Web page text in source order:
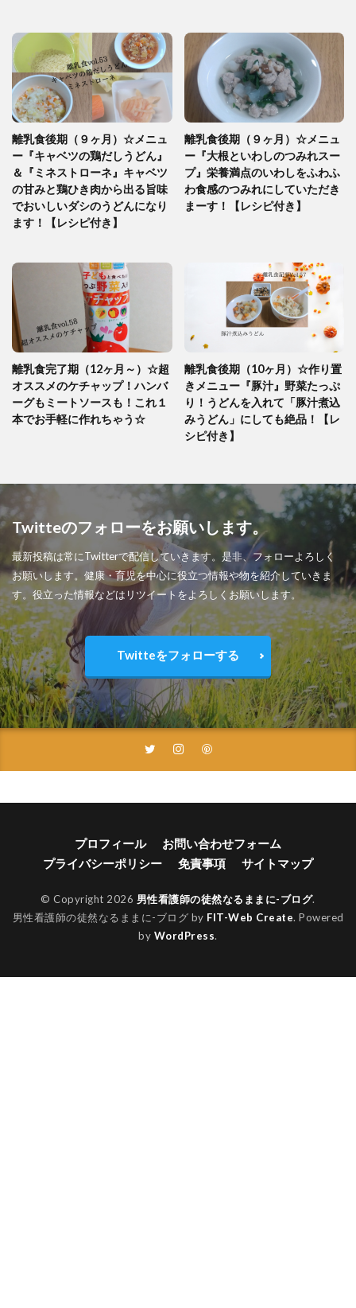
離乳食完了期（12ヶ月～）☆超
オススメのケチャップ！ハンバ
ーグもミートソースも！これ１
本でお手軽に作れちゃう☆
離乳食後期（10ヶ月）☆作り置
きメニュー『豚汁』野菜たっぷ
り！うどんを入れて「豚汁煮込
みうどん」にしても絶品！【レ
シピ付き】
離乳食後期（９ヶ月）☆メニュ
ー『大根といわしのつみれスー
プ』栄養満点のいわしをふわふ
わ食感のつみれにしていただき
まーす！【レシピ付き】
離乳食後期（９ヶ月）☆メニュ
ー『キャベツの鶏だしうどん』
＆『ミネストローネ』キャベツ
の甘みと鶏ひき肉から出る旨味
でおいしいダシのうどんになり
ます！【レシピ付き】
Twitteのフォローをお願いします。
最新投稿は常にTwitterで配信していきます。是非、フォローよろしく
お願いします。健康・育児を中心に役立つ情報や物を紹介していきま
す。役立った情報などはリツイートをよろしくお願いします。
Twitteをフォローする
プロフィール
お問い合わせフォーム
プライバシーポリシー
免責事項 サイトマップ
© Copyright 2026 男性看護師の徒然なるままに-ブログ.
男性看護師の徒然なるままに-ブログ by FIT-Web Create. Powered
by WordPress.